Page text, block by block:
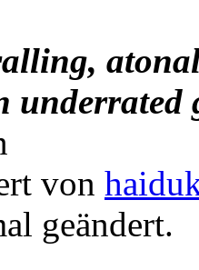
underrated
von
geändert.